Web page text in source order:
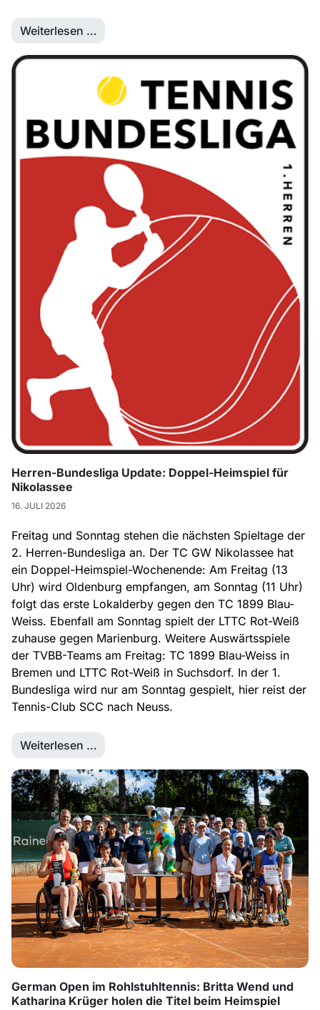
Weiterlesen …
Herren-Bundesliga Update: Doppel-Heimspiel für
Nikolassee
16. JULI 2026
Freitag und Sonntag stehen die nächsten Spieltage der
2. Herren-Bundesliga an. Der TC GW Nikolassee hat
ein Doppel-Heimspiel-Wochenende: Am Freitag (13
Uhr) wird Oldenburg empfangen, am Sonntag (11 Uhr)
folgt das erste Lokalderby gegen den TC 1899 Blau-
Weiss. Ebenfall am Sonntag spielt der LTTC Rot-Weiß
zuhause gegen Marienburg. Weitere Auswärtsspiele
der TVBB-Teams am Freitag: TC 1899 Blau-Weiss in
Bremen und LTTC Rot-Weiß in Suchsdorf. In der 1.
Bundesliga wird nur am Sonntag gespielt, hier reist der
Tennis-Club SCC nach Neuss.
Weiterlesen …
German Open im Rohlstuhltennis: Britta Wend und
Katharina Krüger holen die Titel beim Heimspiel